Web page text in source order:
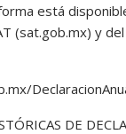
está
(sat.gob.mx) y
DE